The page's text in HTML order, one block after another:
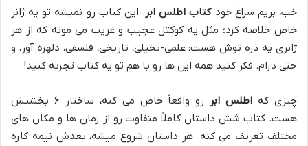
خب، بریم سراغ خودکتاب اطلس ابر . این کتاب رو نمیشه تو یه ژانر
خاص خلاصه کرد؛ مثل یه کوکتل عجیب و غریب می مونه که از هر
ژانری یه ذره توش هست: علمی-تخیلی، تاریخی، فلسفی، دلهره آور، و
حتی درام. فکر کنید همه این ها رو با هم تو یه کتاب تجربه کنید!
چیزی که اطلس ابر
رو واقعاً خاص می کنه، ساختار ۶ بخشیش
هست. کتاب شش داستان کاملاً متفاوت رو از زمان ها و مکان های
مختلف تعریف می کنه. هر داستان شروع میشه، بعدش نیمه کاره